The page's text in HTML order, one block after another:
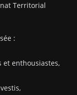
Territorial
:
et enthousiastes,